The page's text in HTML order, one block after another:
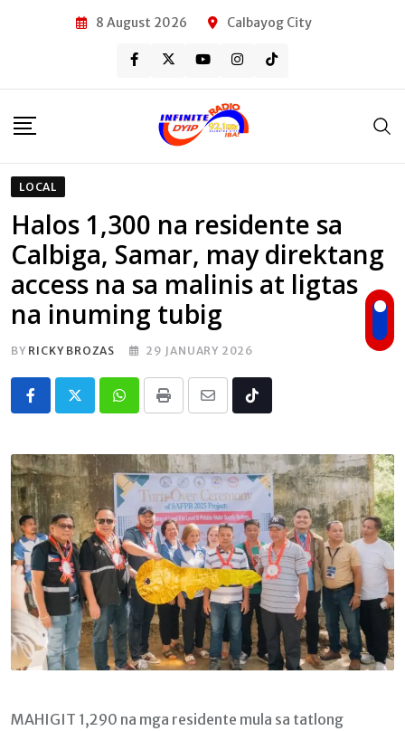
8 August 2026 Calbayog City
LOCAL
Halos 1,300 na residente sa
Calbiga, Samar, may direktang
access na sa malinis at ligtas
na inuming tubig
BY RICKY BROZAS 29 JANUARY 2026
Whatsapp
Print
Share
Email
Tiktok
MAHIGIT 1,290 na mga residente mula sa tatlong